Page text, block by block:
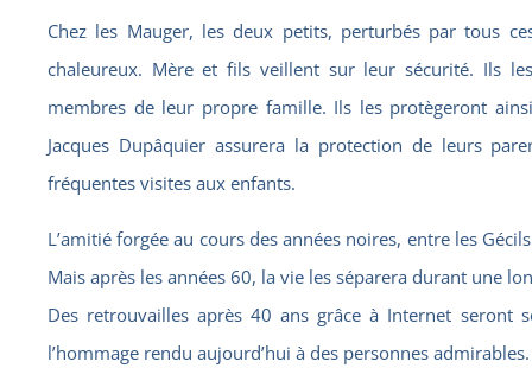
Chez les Mauger, les deux petits, perturbés par tous
chaleureux. Mère et fils veillent sur leur sécurité. Ils
membres de leur propre famille. Ils les protègeront
Jacques Dupâquier assurera la protection de leurs
fréquentes visites aux enfants.
L’amitié forgée au cours des années noires, entre les
Mais après les années 60, la vie les séparera durant une
Des retrouvailles après 40 ans grâce à Internet seront
l’hommage rendu aujourd’hui à des personnes admirables.